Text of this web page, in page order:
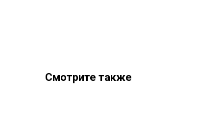
Смотрите также